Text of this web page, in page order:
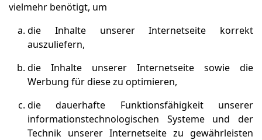
vielmehr benötigt, um
die Inhalte unserer Internetseite korrekt
auszuliefern,
die Inhalte unserer Internetseite sowie die
Werbung für diese zu optimieren,
die dauerhafte Funktionsfähigkeit unserer
informationstechnologischen Systeme und der
Technik unserer Internetseite zu gewährleisten